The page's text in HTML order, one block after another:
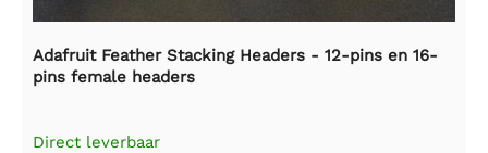
Adafruit Feather Stacking Headers - 12-pins en 16-
pins female headers
Direct leverbaar